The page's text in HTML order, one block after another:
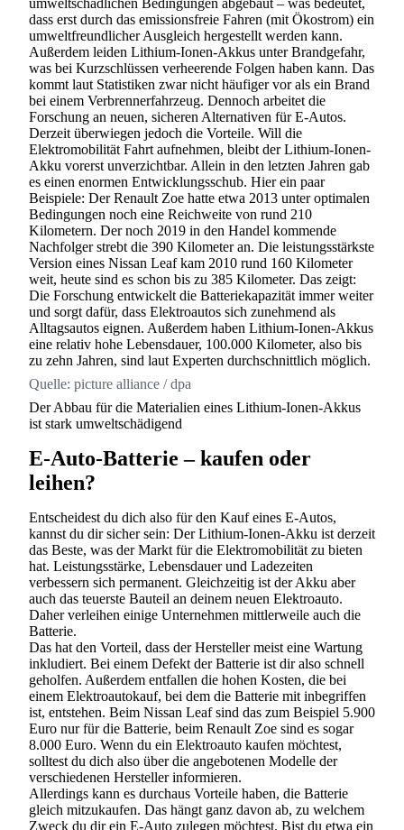
dass erst durch das emissionsfreie Fahren (mit Ökostrom) ein
umweltfreundlicher Ausgleich hergestellt werden kann.
Außerdem leiden Lithium-Ionen-Akkus unter Brandgefahr,
was bei Kurzschlüssen verheerende Folgen haben kann. Das
kommt laut Statistiken zwar nicht häufiger vor als ein Brand
bei einem Verbrennerfahrzeug. Dennoch arbeitet die
Forschung an neuen, sicheren Alternativen für E-Autos.
Derzeit überwiegen jedoch die Vorteile. Will die
Elektromobilität Fahrt aufnehmen, bleibt der Lithium-Ionen-
Akku vorerst unverzichtbar. Allein in den letzten Jahren gab
es einen enormen Entwicklungsschub. Hier ein paar
Beispiele: Der Renault Zoe hatte etwa 2013 unter optimalen
Bedingungen noch eine Reichweite von rund 210
Kilometern. Der noch 2019 in den Handel kommende
Nachfolger strebt die 390 Kilometer an. Die leistungsstärkste
Version eines Nissan Leaf kam 2010 rund 160 Kilometer
weit, heute sind es schon bis zu 385 Kilometer. Das zeigt:
Die Forschung entwickelt die Batteriekapazität immer weiter
und sorgt dafür, dass Elektroautos sich zunehmend als
Alltagsautos eignen. Außerdem haben Lithium-Ionen-Akkus
eine relativ hohe Lebensdauer, 100.000 Kilometer, also bis
zu zehn Jahren, sind laut Experten durchschnittlich möglich.
Quelle: picture alliance / dpa
Der Abbau für die Materialien eines Lithium-Ionen-Akkus
ist stark umweltschädigend
E-Auto-Batterie – kaufen oder
leihen?
Entscheidest du dich also für den Kauf eines E-Autos,
kannst du dir sicher sein: Der Lithium-Ionen-Akku ist derzeit
das Beste, was der Markt für die Elektromobilität zu bieten
hat. Leistungsstärke, Lebensdauer und Ladezeiten
verbessern sich permanent. Gleichzeitig ist der Akku aber
auch das teuerste Bauteil an deinem neuen Elektroauto.
Daher verleihen einige Unternehmen mittlerweile auch die
Batterie.
Das hat den Vorteil, dass der Hersteller meist eine Wartung
inkludiert. Bei einem Defekt der Batterie ist dir also schnell
geholfen. Außerdem entfallen die hohen Kosten, die bei
einem Elektroautokauf, bei dem die Batterie mit inbegriffen
ist, entstehen. Beim Nissan Leaf sind das zum Beispiel 5.900
Euro nur für die Batterie, beim Renault Zoe sind es sogar
8.000 Euro. Wenn du ein Elektroauto kaufen möchtest,
solltest du dich also über die angebotenen Modelle der
verschiedenen Hersteller informieren.
Allerdings kann es durchaus Vorteile haben, die Batterie
gleich mitzukaufen. Das hängt ganz davon ab, zu welchem
Zweck du dir ein E-Auto zulegen möchtest. Bist du etwa ein